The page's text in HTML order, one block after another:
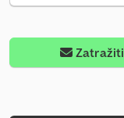
Zatražiti